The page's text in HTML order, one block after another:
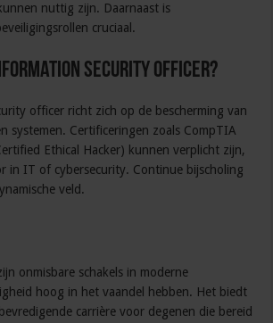
nuttig zijn. Daarnaast is
cruciaal.
security officer?
officer richt zich op de bescherming van
systemen. Certificeringen zoals CompTIA
Ethical Hacker) kunnen verplicht zijn,
in IT of cybersecurity. Continue bijscholing
veld.
onmisbare schakels in moderne
hoog in het vaandel hebben. Het biedt
carrière voor degenen die bereid